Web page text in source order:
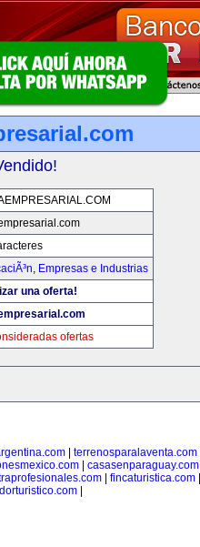
, Empresas e Industrias
una oferta!
ofertas
terrenosparalaventa.com
| casasenparaguay.com|
fincaturistica.com
|